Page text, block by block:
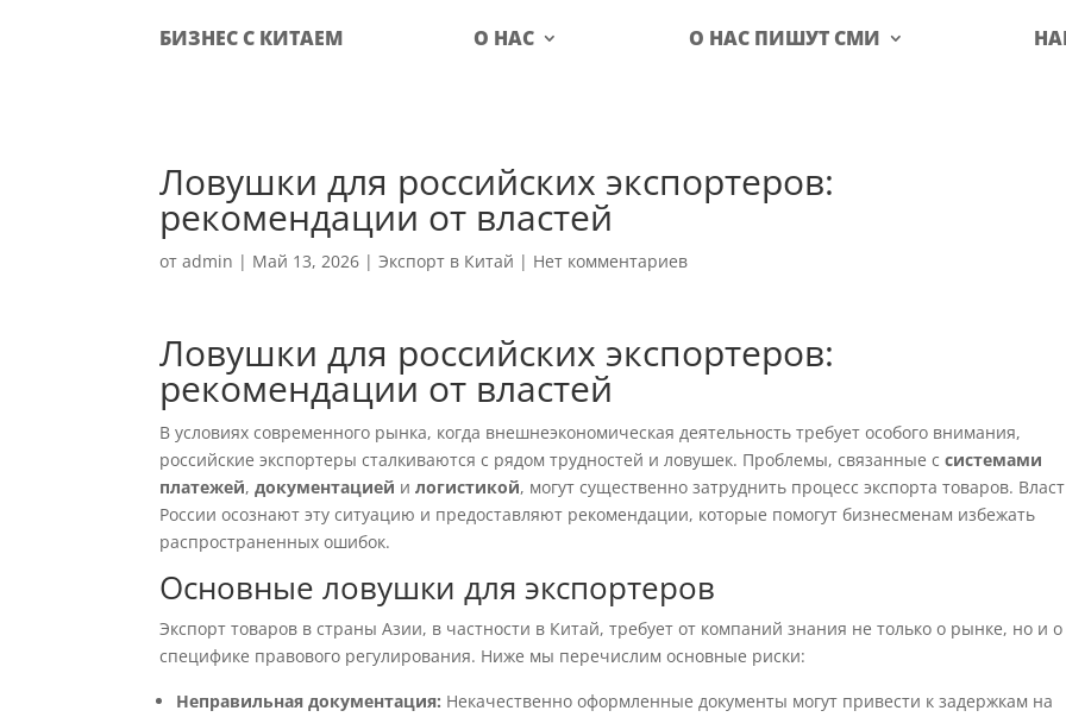
БИЗНЕС С КИТАЕМ О НАС О НАС ПИШУТ СМИ
Ловушки для российских экспортеров:
рекомендации от властей
отadmin | Май 13, 2026 |Экспорт в Китай | Нет комментариев
Ловушки для российских экспортеров:
рекомендации от властей
В условиях современного рынка, когда внешнеэкономическая деятельность требует особого внимания,
российские экспортеры сталкиваются с рядом трудностей и ловушек. Проблемы, связанные ссистемами
платежей,документацией илогистикой, могут существенно затруднить процесс экспорта товаров.
России осознают эту ситуацию и предоставляют рекомендации, которые помогут бизнесменам избежать
распространенных ошибок.
Основные ловушки для экспортеров
Экспорт товаров в страны Азии, в частности в Китай, требует от компаний знания не только о рынке, но и о
специфике правового регулирования. Ниже мы перечислим основные риски:
Неправильная документация: Некачественно оформленные документы могут привести к задержкам на